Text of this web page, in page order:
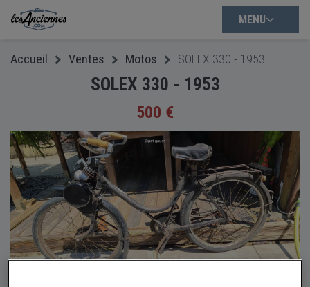
MENU
Accueil Ventes Motos SOLEX 330 - 1953
SOLEX 330 - 1953
500 €